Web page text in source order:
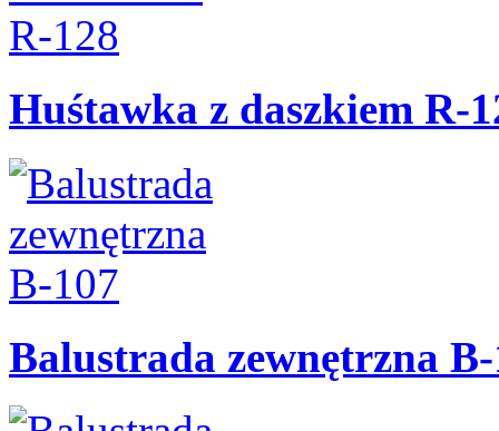
Huśtawka z daszkiem R-
Balustrada zewnętrzna